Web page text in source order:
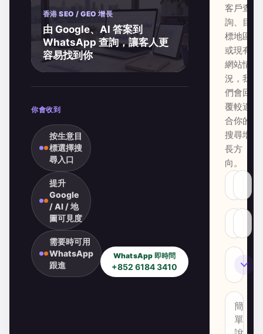
香港 SEO / GEO 增長
由 Google、AI 答案到
WhatsApp 查詢，讓客人更
容易找到你
你會收到
按生意目
標選擇搜
尋入口
提升
Google
/ AI / 地
圖可見度
需要時可用
WhatsApp
跟進
WhatsApp 即時問
+852 6184 3410
客戶查
詢、目
標地區
或現有
網站情
況，我
們會回
覆較適
合你的
搜尋增
長方
向。
SEO